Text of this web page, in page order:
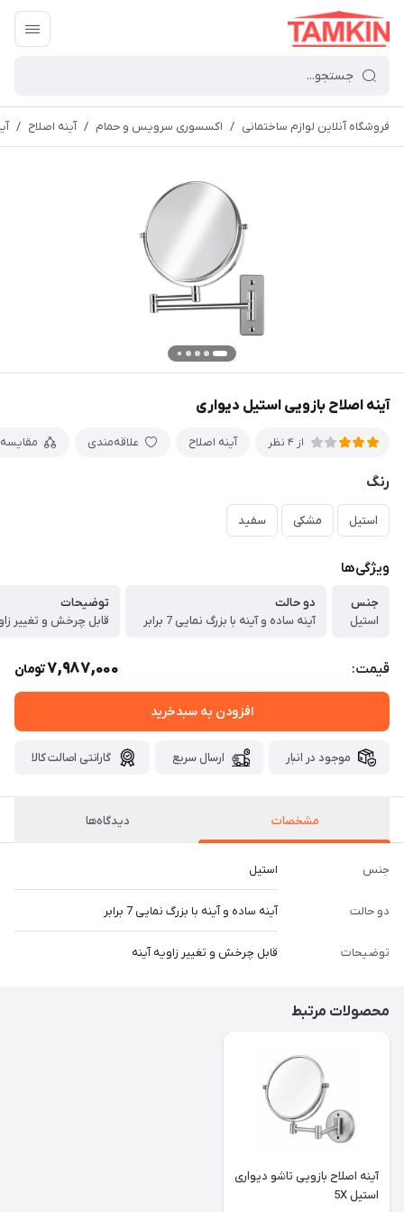
فروشگاه آنلاین لوازم ساختمانی / اکسسوری سرویس و حمام / آینه اصلاح /
آینه اصلاح بازویی استیل دیواری
از 4 نظر آینه اصلاح علاقه‌مندی مقایسه
رنگ
استیل مشکی سفید
ویژگی‌ها
جنس
استیل
دو حالت
آینه ساده و آینه با بزرگ نمایی 7 برابر
توضیحات
قابل چرخش و تغییر
قیمت: 7,987,000تومان
افزودن به سبدخرید
موجود در انبار ارسال سریع گارانتی اصالت کالا
مشخصات دیدگاه‌ها
جنس استیل
دو حالت آینه ساده و آینه با بزرگ نمایی 7 برابر
توضیحات قابل چرخش و تغییر زاویه آینه
محصولات مرتبط
آینه اصلاح بازویی تاشو دیواری
استیل 5X